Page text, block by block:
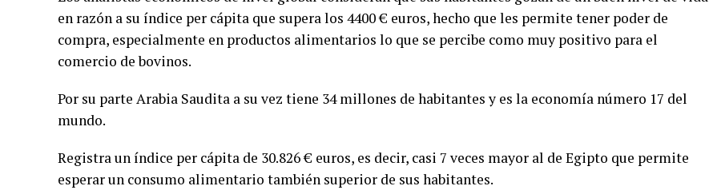
en razón a su índice per cápita que supera los 4400 € euros, hecho que les permite tener poder de
compra, especialmente en productos alimentarios lo que se percibe como muy positivo para el
comercio de bovinos.
Por su parte Arabia Saudita a su vez tiene 34 millones de habitantes y es la economía número 17 del
mundo.
Registra un índice per cápita de 30.826 € euros, es decir, casi 7 veces mayor al de Egipto que permite
esperar un consumo alimentario también superior de sus habitantes.